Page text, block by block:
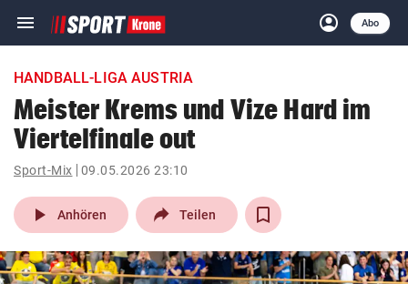
menu Navigation
ein-/ausklappen
account_circle
Anmelden
Abo
close Schließen
account_circle Anmelden
pin_drop
Wien arrow_right
bookmark
HANDBALL-LIGA AUSTRIA
Meister Krems und Vize Hard im
Viertelfinale out
Sport-Mix 09.05.2026 23:10
play_arrow Anhören Teilen